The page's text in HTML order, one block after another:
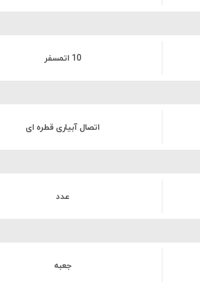
10 اتمسفر
اتصال آبیاری قطره ای
عدد
جعبه